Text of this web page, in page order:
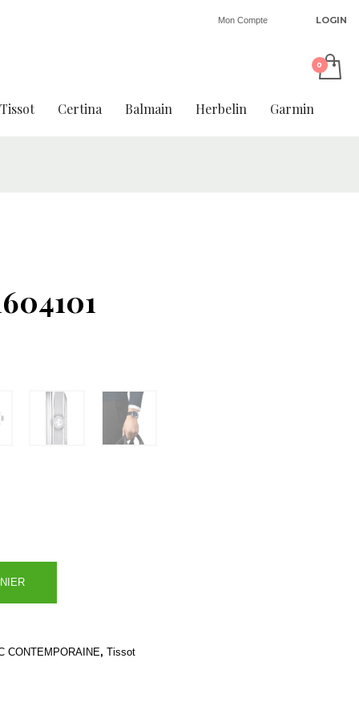
Mon Compte LOGIN
Tissot Certina Balmain Herbelin Garmin
CONTEMPORAINE, Tissot